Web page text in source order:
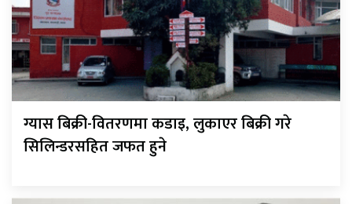
ग्यास बिक्री-वितरणमा कडाइ, लुकाएर बिक्री गरे
सिलिन्डरसहित जफत हुने